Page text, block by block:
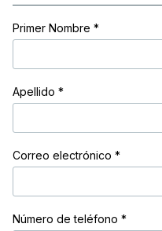
Primer Nombre *
Apellido *
Correo electrónico *
Número de teléfono *